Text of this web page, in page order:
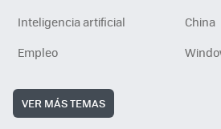
Inteligencia artificial
China
Empleo
VER MÁS TEMAS